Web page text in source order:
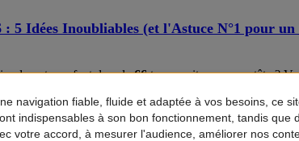
5 Idées Inoubliables (et l'Astuce N°1 pour
de votre enfant dans le66tourne vite au casse-tête ?
qui marchent à tous les coups (du château gonflable
.
navigation fiable, fluide et adaptée à vos besoins, ce
indispensables à son bon fonctionnement, tandis que
votre accord, à mesurer l'audience, améliorer nos